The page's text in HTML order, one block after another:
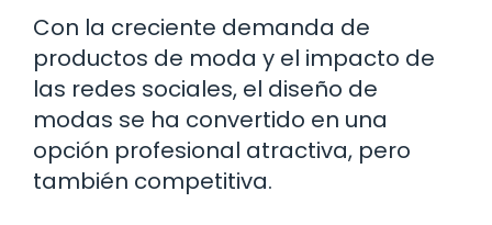
Con la creciente demanda de
productos de moda y el impacto de
las redes sociales, el diseño de
modas se ha convertido en una
opción profesional atractiva, pero
también competitiva.